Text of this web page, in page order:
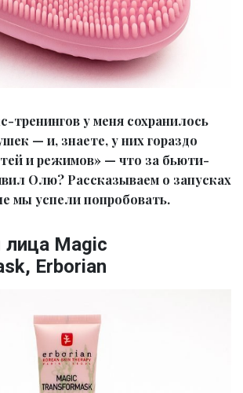
тренингов у меня сохранилось
— и, знаете, у них гораздо
и режимов» — что за бьюти-
Олю? Рассказываем о запусках
мы успели попробовать.
Magic
Erborian